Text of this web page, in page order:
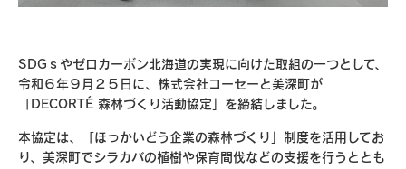
SDGｓやゼロカーボン北海道の実現に向けた取組の一つとして、
令和６年９月２５日に、株式会社コーセーと美深町が
「DECORTÉ 森林づくり活動協定」を締結しました。
本協定は、「ほっかいどう企業の森林づくり」制度を活用してお
り、美深町でシラカバの植樹や保育間伐などの支援を行うととも